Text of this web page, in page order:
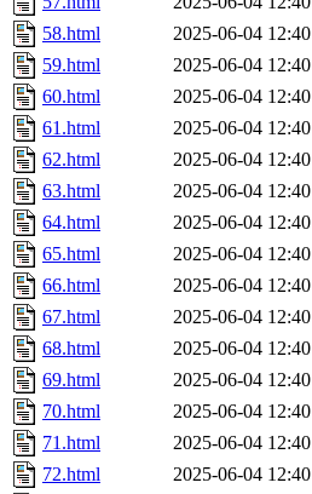
58.html
2025-06-04 12:40
59.html
2025-06-04 12:40
60.html
2025-06-04 12:40
61.html
2025-06-04 12:40
62.html
2025-06-04 12:40
63.html
2025-06-04 12:40
64.html
2025-06-04 12:40
65.html
2025-06-04 12:40
66.html
2025-06-04 12:40
67.html
2025-06-04 12:40
68.html
2025-06-04 12:40
69.html
2025-06-04 12:40
70.html
2025-06-04 12:40
71.html
2025-06-04 12:40
72.html
2025-06-04 12:40